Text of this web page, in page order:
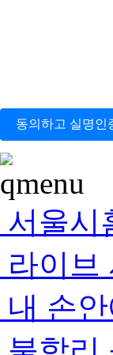
동의하고 실명인
서울시
라이브
내 손